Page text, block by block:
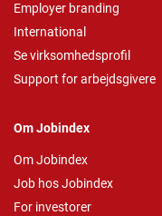
Employer branding
International
Se virksomhedsprofil
Support for arbejdsgivere
Om Jobindex
Om Jobindex
Job hos Jobindex
For investorer